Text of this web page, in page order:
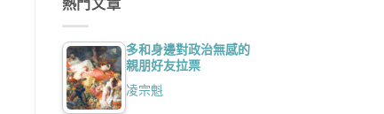
熱門文章
多和身邊對政治無感的
親朋好友拉票
凌宗魁